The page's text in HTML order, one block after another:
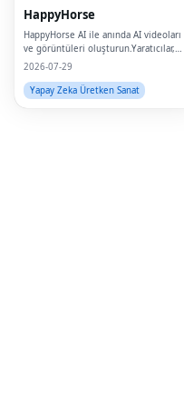
HappyHorse
HappyHorse AI ile anında AI videoları
ve görüntüleri oluşturun.Yaratıcılar,
pazarlamacılar ve işletmeler için güçlü
oluşturma platformu.
2026-07-29
Yapay Zeka Üretken Sanat